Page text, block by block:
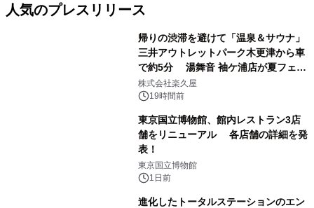
人気のプレスリリース
帰りの渋滞を避けて「温泉＆サウナ」
三井アウトレットパーク木更津から車
で約5分 湯舞音 袖ケ浦店が夏フェア
メニューを提供
株式会社楽久屋
19時間前
東京国立博物館、館内レストラン3店
舗をリニューアル 各店舗の詳細を発
表！
東京国立博物館
1日前
進化したトータルステーションのエン